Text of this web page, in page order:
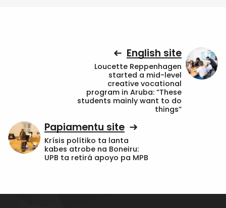
English site
Loucette Reppenhagen
started a mid-level
creative vocational
program in Aruba: “These
students mainly want to do
things”
Papiamentu site
Krísis polítiko ta lanta
kabes atrobe na Boneiru:
UPB ta retirá apoyo pa MPB